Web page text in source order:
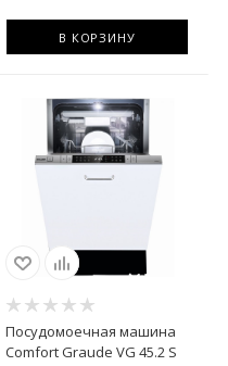
В КОРЗИНУ
Посудомоечная машина
Comfort Graude VG 45.2 S